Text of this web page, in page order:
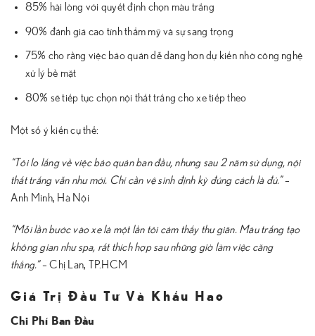
85% hài lòng với quyết định chọn màu trắng
90% đánh giá cao tính thẩm mỹ và sự sang trọng
75% cho rằng việc bảo quản dễ dàng hơn dự kiến nhờ công nghệ
xử lý bề mặt
80% sẽ tiếp tục chọn nội thất trắng cho xe tiếp theo
Một số ý kiến cụ thể:
“Tôi lo lắng về việc bảo quản ban đầu, nhưng sau 2 năm sử dụng, nội
thất trắng vẫn như mới. Chỉ cần vệ sinh định kỳ đúng cách là đủ.”–
Anh Minh, Hà Nội
“Mỗi lần bước vào xe là một lần tôi cảm thấy thư giãn. Màu trắng tạo
không gian như spa, rất thích hợp sau những giờ làm việc căng
thẳng.”– Chị Lan, TP.HCM
Giá Trị Đầu Tư Và Khấu Hao
Chi Phí Ban Đầu